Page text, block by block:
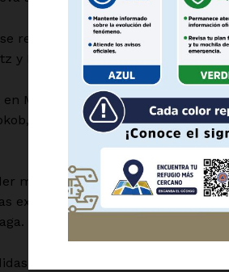
SUSCRÍBETE AHORA
reportaron ocho casos en
y Motul, y tres en Dzilam
Maxcanú, Izamal, Oxkutzcab,
Teya, Temax, Sudzal,
mantiene operativos de captura
expuestas que facilitan la
de prevención y control en